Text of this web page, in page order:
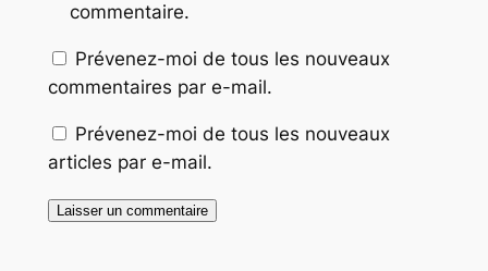
commentaire.
Prévenez-moi de tous les nouveaux
commentaires par e-mail.
Prévenez-moi de tous les nouveaux
articles par e-mail.